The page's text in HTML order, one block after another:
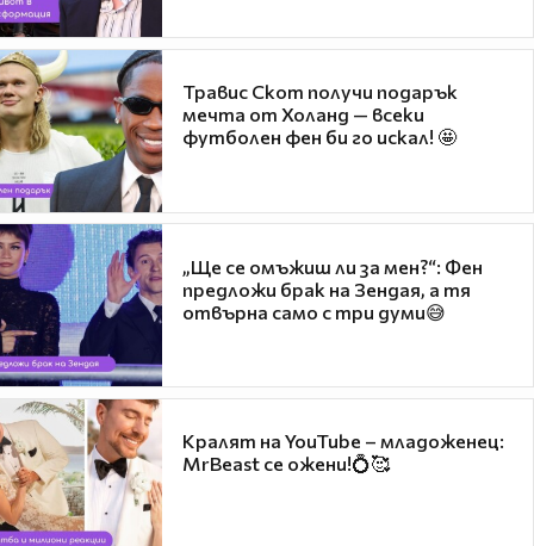
Травис Скот получи подарък
мечта от Холанд — всеки
футболен фен би го искал! 🤩
„Ще се омъжиш ли за мен?“: Фен
предложи брак на Зендая, а тя
отвърна само с три думи😅
Кралят на YouTube – младоженец:
MrBeast се ожени!💍🥰